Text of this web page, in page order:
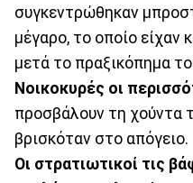
συγκεντρώθηκαν
μέγαρο, το οποίο είχαν
μετά το πραξικόπημα
Νοικοκυρές οι
προσβάλουν τη χούντα
βρισκόταν στο απόγειο.
Οι στρατιωτικοί τις